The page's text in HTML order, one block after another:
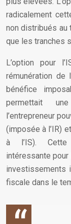
radicalement
non distribués au
que les tranches
L’option pour
rémunération de
bénéfice
permettait
l’entrepreneur
(imposée à l’IR)
à l’IS). Cette
intéressante
investissements
fiscale dans le